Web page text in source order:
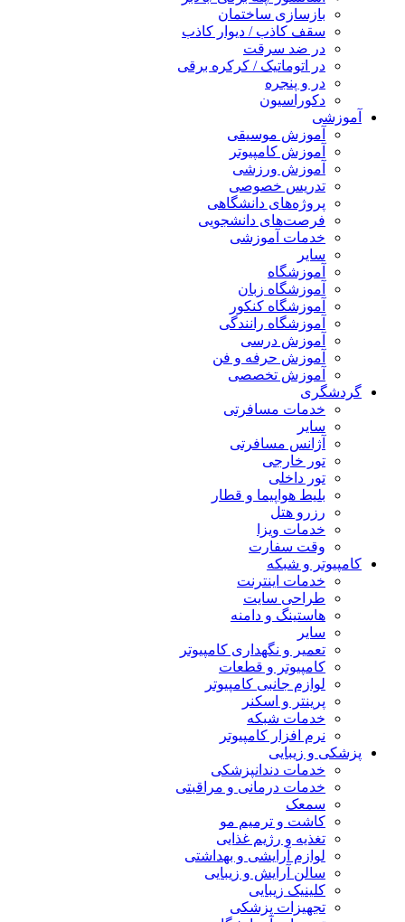
بازسازی ساختمان
سقف کاذب / دیوار کاذب
در ضد سرقت
در اتوماتیک / کرکره برقی
در و پنجره
دکوراسیون
آموزشی
آموزش موسیقی
آموزش کامپیوتر
آموزش ورزشی
تدریس خصوصی
پروژه‌های دانشگاهی
فرصت‌های دانشجویی
خدمات آموزشی
سایر
آموزشگاه
آموزشگاه زبان
آموزشگاه کنکور
آموزشگاه رانندگی
آموزش درسی
آموزش حرفه و فن
آموزش تخصصی
گردشگری
خدمات مسافرتی
سایر
آژانس مسافرتی
تور خارجی
تور داخلی
بلیط هواپیما و قطار
رزرو هتل
خدمات ویزا
وقت سفارت
کامپیوتر و شبکه
خدمات اینترنت
طراحی سایت
هاستینگ و دامنه
سایر
تعمیر و نگهداری کامپیوتر
کامپیوتر و قطعات
لوازم جانبی کامپیوتر
پرینتر و اسکنر
خدمات شبکه
نرم افزار کامپیوتر
پزشکی و زیبایی
خدمات دندانپزشکی
خدمات درمانی و مراقبتی
سمعک
کاشت و ترمیم مو
تغذیه و رژیم غذایی
لوازم آرایشی و بهداشتی
سالن آرایش و زیبایی
کلینیک زیبایی
تجهیزات پزشکی